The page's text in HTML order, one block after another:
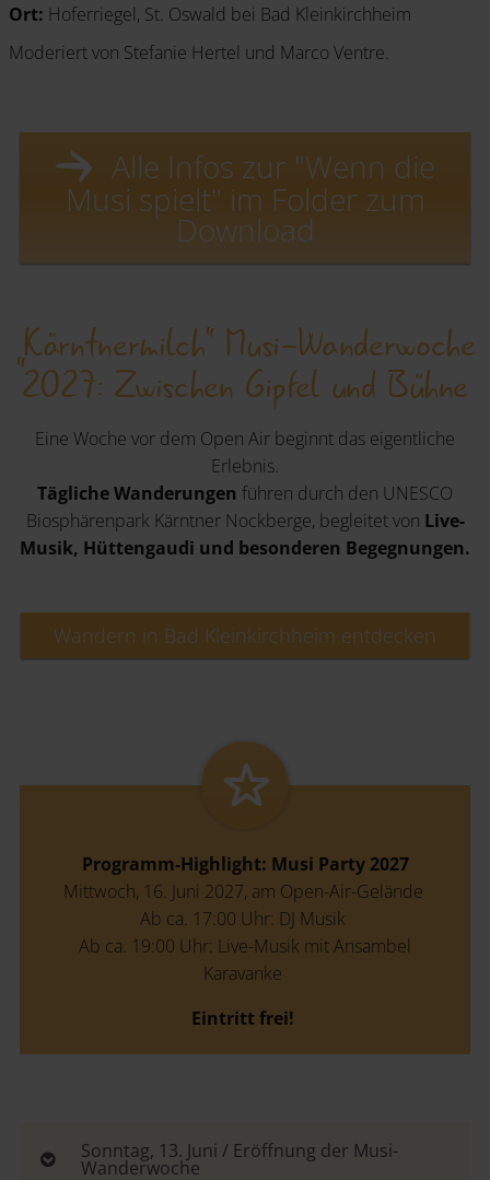
Ort: Hoferriegel, St. Oswald bei Bad Kleinkirchheim
Moderiert von Stefanie Hertel und Marco Ventre.
Alle Infos zur "Wenn die
Musi spielt" im Folder zum
Download
„Kärntnermilch" Musi-Wanderwoche
2027: Zwischen Gipfel und Bühne
Eine Woche vor dem Open Air beginnt das eigentliche
Erlebnis.
Tägliche Wanderungen führen durch den UNESCO
Biosphärenpark Kärntner Nockberge, begleitet von Live-
Musik, Hüttengaudi und besonderen Begegnungen.
Wandern in Bad Kleinkirchheim entdecken
Programm-Highlight: Musi Party 2027
Mittwoch, 16. Juni 2027, am Open-Air-Gelände
Ab ca. 17:00 Uhr: DJ Musik
Ab ca. 19:00 Uhr: Live-Musik mit Ansambel
Karavanke
Eintritt frei!
Sonntag, 13. Juni / Eröffnung der Musi-
Wanderwoche